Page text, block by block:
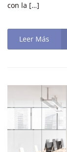
con la […]
Leer Más